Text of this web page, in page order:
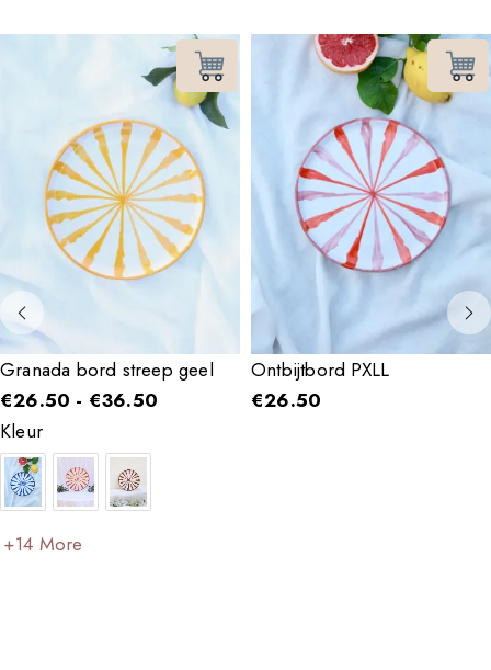
Granada bord streep geel
€26.50 - €36.50
Kleur
+14 More
Ontbijtbord PXLL
€26.50